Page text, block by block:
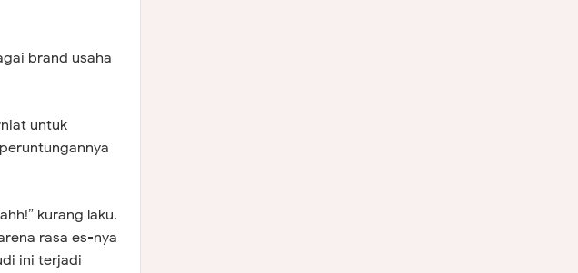
brand usaha
untuk
kurang laku.
rasa es-nya
ini terjadi